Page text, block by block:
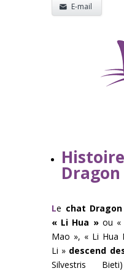
E-mail
Dragon
Le chat
« Li Hua »ou «
Mao », « Li Hua
Li » descend
Silvestris